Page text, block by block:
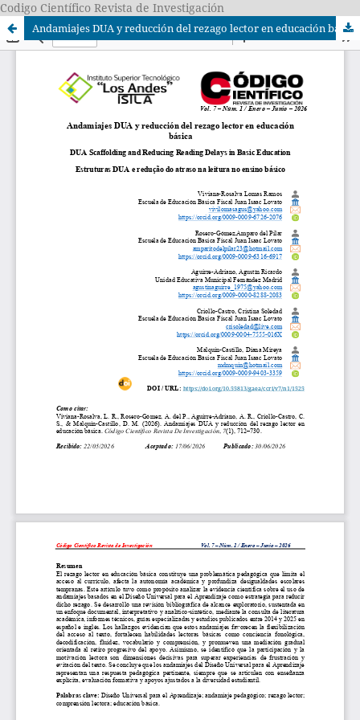
Codigo Científico Revista de Investigación
Andamiajes DUA y reducción del rezago lector en educación básica